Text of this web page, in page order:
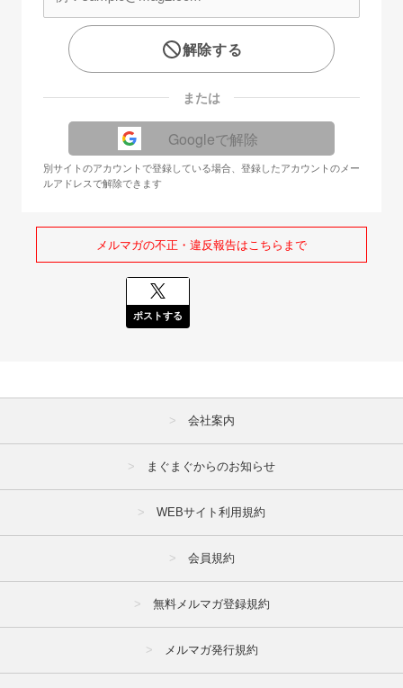
解除する
または
Googleで解除
別サイトのアカウントで登録している場合、登録したアカウントのメー
ルアドレスで解除できます
メルマガの不正・違反報告はこちらまで
ポストする
会社案内
まぐまぐからのお知らせ
WEBサイト利用規約
会員規約
無料メルマガ登録規約
メルマガ発行規約